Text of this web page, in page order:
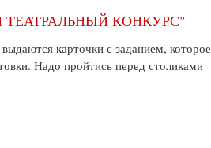
ТЕАТРАЛЬНЫЙ КОНКУРС"
карточки с заданием, которое
Надо пройтись перед столиками